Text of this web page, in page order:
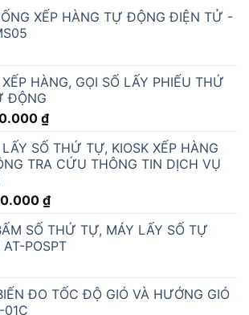
XẾP HÀNG TỰ ĐỘNG ĐIỆN TỬ -
XẾP HÀNG, GỌI SỐ LẤY PHIẾU THỨ
ĐỘNG
₫
LẤY SỐ THỨ TỰ, KIOSK XẾP HÀNG
TRA CỨU THÔNG TIN DỊCH VỤ
₫
SỐ THỨ TỰ, MÁY LẤY SỐ TỰ
POSPT
ĐO TỐC ĐỘ GIÓ VÀ HƯỚNG GIÓ
01C